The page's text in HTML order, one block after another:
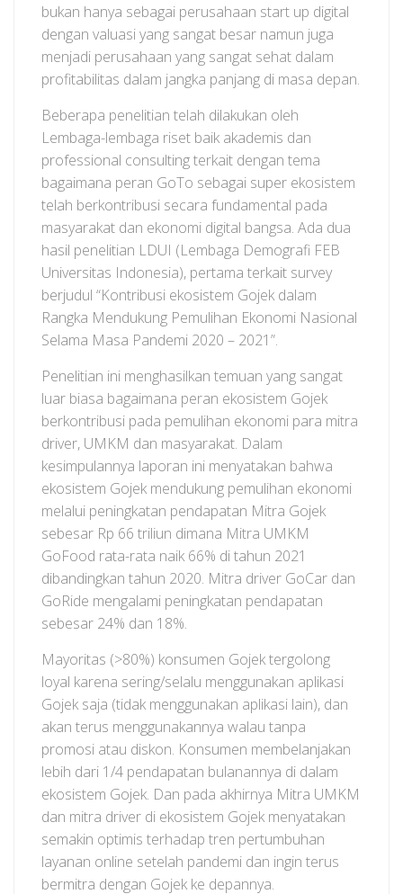
bukan hanya sebagai perusahaan start up digital
dengan valuasi yang sangat besar namun juga
menjadi perusahaan yang sangat sehat dalam
profitabilitas dalam jangka panjang di masa depan.
Beberapa penelitian telah dilakukan oleh
Lembaga-lembaga riset baik akademis dan
professional consulting terkait dengan tema
bagaimana peran GoTo sebagai super ekosistem
telah berkontribusi secara fundamental pada
masyarakat dan ekonomi digital bangsa. Ada dua
hasil penelitian LDUI (Lembaga Demografi FEB
Universitas Indonesia), pertama terkait survey
berjudul “Kontribusi ekosistem Gojek dalam
Rangka Mendukung Pemulihan Ekonomi Nasional
Selama Masa Pandemi 2020 – 2021”.
Penelitian ini menghasilkan temuan yang sangat
luar biasa bagaimana peran ekosistem Gojek
berkontribusi pada pemulihan ekonomi para mitra
driver, UMKM dan masyarakat. Dalam
kesimpulannya laporan ini menyatakan bahwa
ekosistem Gojek mendukung pemulihan ekonomi
melalui peningkatan pendapatan Mitra Gojek
sebesar Rp 66 triliun dimana Mitra UMKM
GoFood rata-rata naik 66% di tahun 2021
dibandingkan tahun 2020. Mitra driver GoCar dan
GoRide mengalami peningkatan pendapatan
sebesar 24% dan 18%.
Mayoritas (>80%) konsumen Gojek tergolong
loyal karena sering/selalu menggunakan aplikasi
Gojek saja (tidak menggunakan aplikasi lain), dan
akan terus menggunakannya walau tanpa
promosi atau diskon. Konsumen membelanjakan
lebih dari 1/4 pendapatan bulanannya di dalam
ekosistem Gojek. Dan pada akhirnya Mitra UMKM
dan mitra driver di ekosistem Gojek menyatakan
semakin optimis terhadap tren pertumbuhan
layanan online setelah pandemi dan ingin terus
bermitra dengan Gojek ke depannya.